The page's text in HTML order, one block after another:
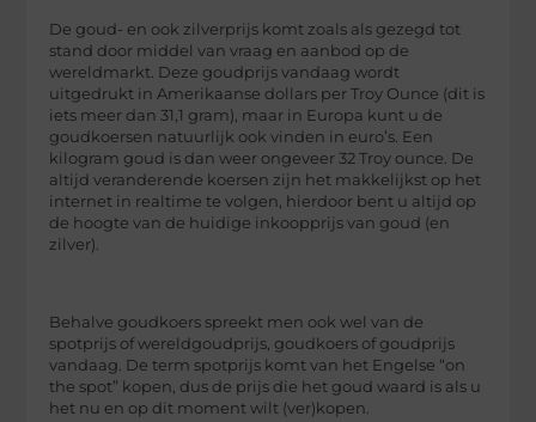
De goud- en ook zilverprijs komt zoals als gezegd tot
stand door middel van vraag en aanbod op de
wereldmarkt. Deze goudprijs vandaag wordt
uitgedrukt in Amerikaanse dollars per Troy Ounce (dit is
iets meer dan 31,1 gram), maar in Europa kunt u de
goudkoersen natuurlijk ook vinden in euro’s. Een
kilogram goud is dan weer ongeveer 32 Troy ounce. De
altijd veranderende koersen zijn het makkelijkst op het
internet in realtime te volgen, hierdoor bent u altijd op
de hoogte van de huidige inkoopprijs van goud (en
zilver).
Behalve goudkoers spreekt men ook wel van de
spotprijs of wereldgoudprijs, goudkoers of goudprijs
vandaag. De term spotprijs komt van het Engelse “on
the spot” kopen, dus de prijs die het goud waard is als u
het nu en op dit moment wilt (ver)kopen.